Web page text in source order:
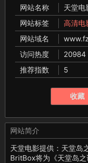
网站名称
天堂电
网站标签
高清电
网站域名
访问热度
20984
推荐指数
5
收藏
网站简介
天堂电影提供：天堂岛
BritBox将为《天堂岛之